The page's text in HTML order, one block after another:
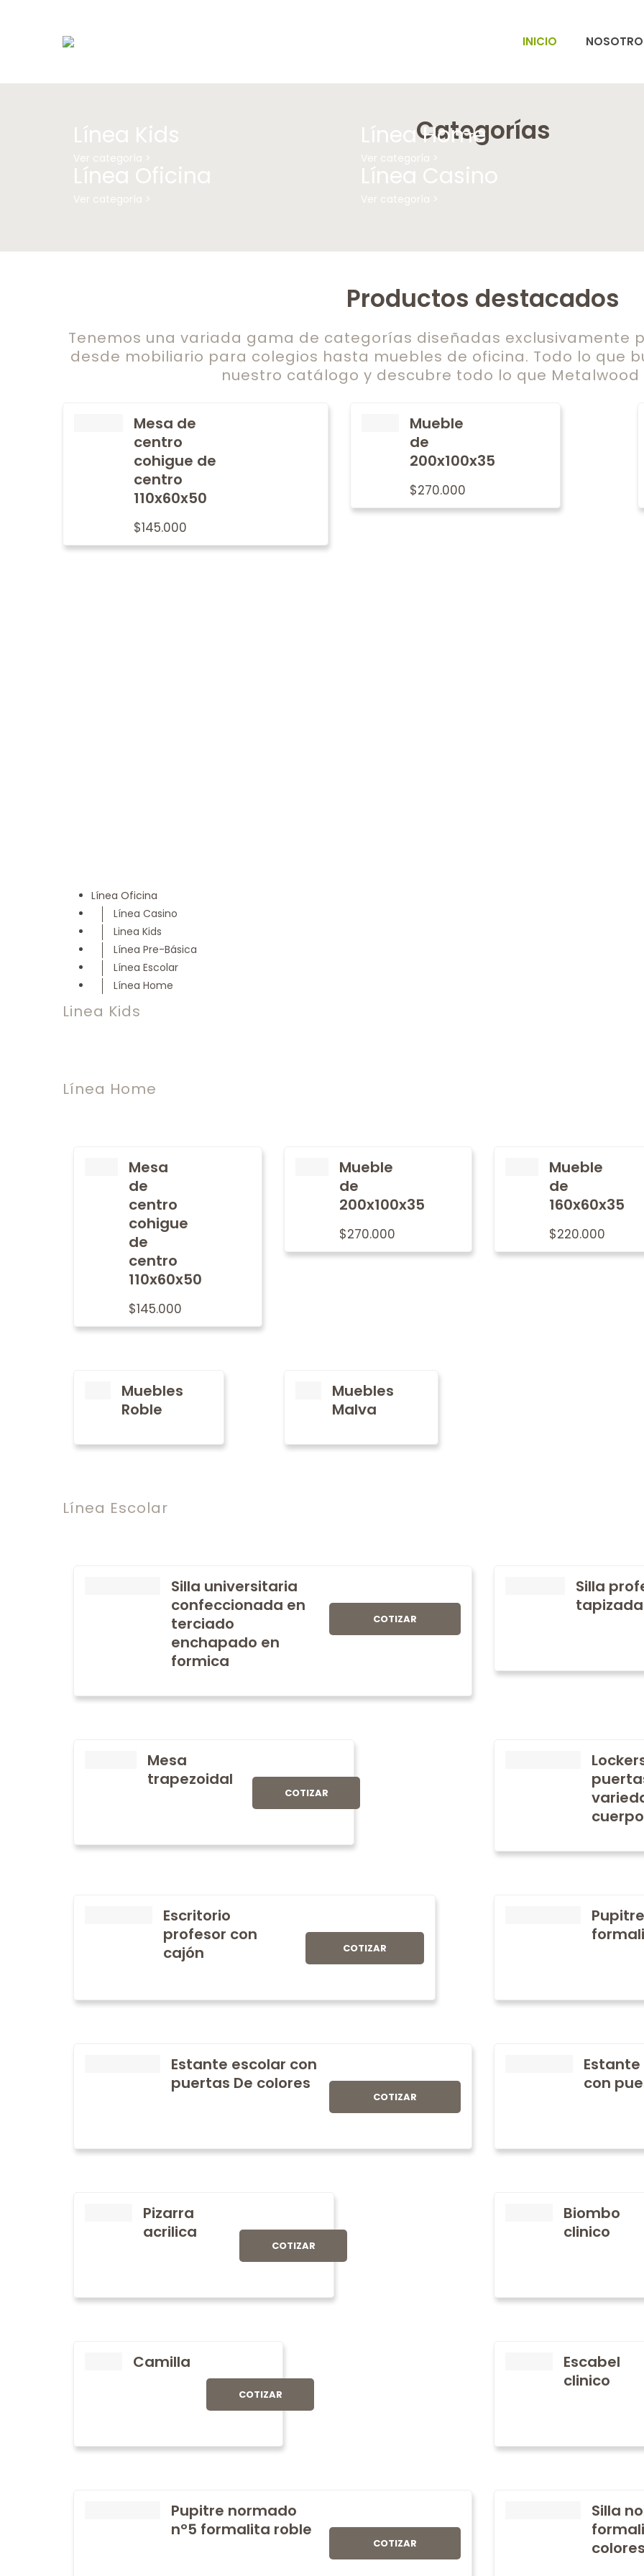
INICIO
Categorías
Línea Kids
Ver categoría >
Línea Home
Ver categoría >
Línea Oficina
Ver categoría >
Línea Casino
Ver categoría >
Productos destacados
Tenemos una variada gama de categorías diseñadas exclusivamente
desde mobiliario para colegios hasta muebles de oficina. Todo lo que
nuestro catálogo y descubre todo lo que
Mesa de
centro
cohigue de
centro
110x60x50
$145.000
Mueble
de
200x100x35
$270.000
Línea Oficina
Línea Casino
Linea Kids
Línea Pre-Básica
Línea Escolar
Línea Home
Linea Kids
Línea Home
Mesa
de
centro
cohigue
de
centro
110x60x50
$145.000
Mueble
de
200x100x35
$270.000
Mueble
de
160x60x35
$220.000
Muebles
Roble
Muebles
Malva
Línea Escolar
Silla universitaria
confeccionada en
terciado
enchapado en
formica
COTIZAR
Silla
tapizada
Mesa
trapezoidal
COTIZAR
Escritorio
profesor con
cajón
COTIZAR
Estante escolar con
puertas De colores
COTIZAR
con
Pizarra
acrilica
COTIZAR
Biombo
clinico
Camilla
COTIZAR
Escabel
clinico
Pupitre normado
nº5 formalita roble
COTIZAR
Silla
colores